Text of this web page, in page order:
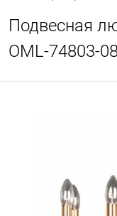
Подвесная
OML-74803-08